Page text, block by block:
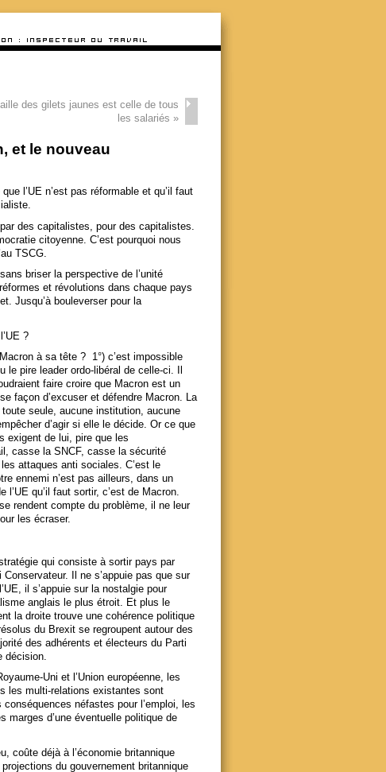
des gilets jaunes est celle de tous
les salariés»
et le nouveau
l’UE n’est pas réformable et qu’il faut
des capitalistes, pour des capitalistes.
citoyenne. C’est pourquoi nous
TSCG.
briser la perspective de l’unité
et révolutions dans chaque pays
Jusqu’à bouleverser pour la
?
à sa tête ? 1°) c’est impossible
le pire leader ordo-libéral de celle-ci. Il
faire croire que Macron est un
façon d’excuser et défendre Macron. La
seule, aucune institution, aucune
d’agir si elle le décide. Or ce que
exigent de lui, pire que les
casse la SNCF, casse la sécurité
attaques anti sociales. C’est le
ennemi n’est pas ailleurs, dans un
l’UE qu’il faut sortir, c’est de Macron.
rendent compte du problème, il ne leur
les écraser.
qui consiste à sortir pays par
Il ne s’appuie pas que sur
il s’appuie sur la nostalgie pour
anglais le plus étroit. Et plus le
la droite trouve une cohérence politique
du Brexit se regroupent autour des
des adhérents et électeurs du Parti
décision.
Uni et l’Union européenne, les
les multi-relations existantes sont
néfastes pour l’emploi, les
marges d’une éventuelle politique de
coûte déjà à l’économie britannique
du gouvernement britannique